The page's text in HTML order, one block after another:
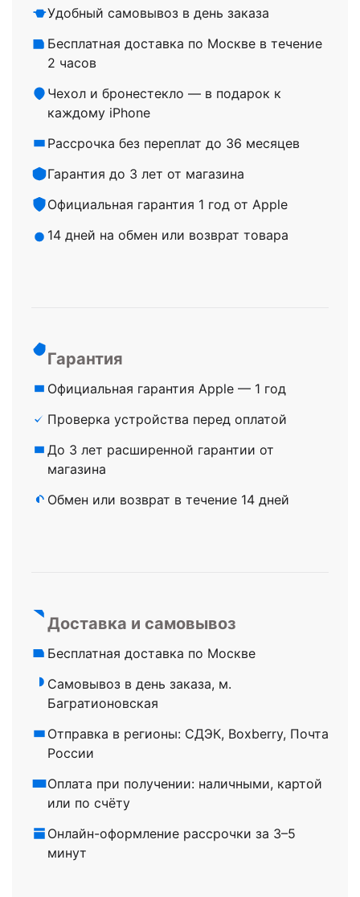
Удобный самовывоз в день заказа
Бесплатная доставка по Москве в течение
2 часов
Чехол и бронестекло — в подарок к
каждому iPhone
Рассрочка без переплат до 36 месяцев
Гарантия до 3 лет от магазина
Официальная гарантия 1 год от Apple
14 дней на обмен или возврат товара
Гарантия
Официальная гарантия Apple — 1 год
Проверка устройства перед оплатой
До 3 лет расширенной гарантии от
магазина
Обмен или возврат в течение 14 дней
Доставка и самовывоз
Бесплатная доставка по Москве
Самовывоз в день заказа, м.
Багратионовская
Отправка в регионы: СДЭК, Boxberry, Почта
России
Оплата при получении: наличными, картой
или по счёту
Онлайн-оформление рассрочки за 3–5
минут